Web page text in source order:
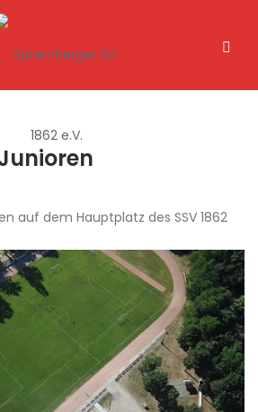
auf dem Hauptplatz des SSV 1862